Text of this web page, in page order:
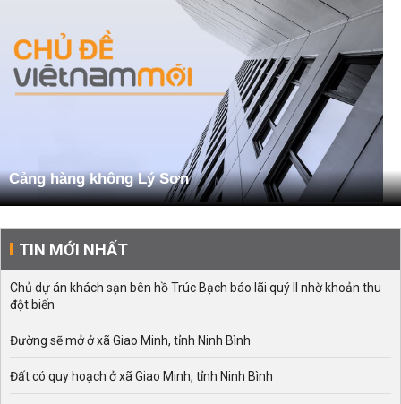
Cảng hàng không Lý Sơn
TIN MỚI NHẤT
Chủ dự án khách sạn bên hồ Trúc Bạch báo lãi quý II nhờ khoản thu
đột biến
Đường sẽ mở ở xã Giao Minh, tỉnh Ninh Bình
Đất có quy hoạch ở xã Giao Minh, tỉnh Ninh Bình